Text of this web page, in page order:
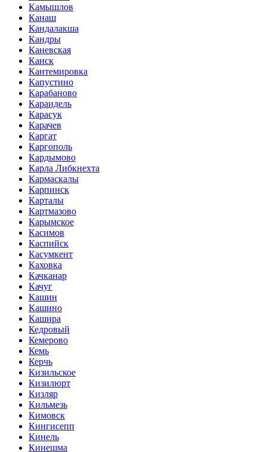
Камышлов
Канаш
Кандалакша
Кандры
Каневская
Канск
Кантемировка
Капустино
Карабаново
Караидель
Карасук
Карачев
Каргат
Каргополь
Кардымово
Карла Либкнехта
Кармаскалы
Карпинск
Карталы
Картмазово
Карымское
Касимов
Каспийск
Касумкент
Каховка
Качканар
Качуг
Кашин
Кашино
Кашира
Кедровый
Кемерово
Кемь
Керчь
Кизильское
Кизилюрт
Кизляр
Кильмезь
Кимовск
Кингисепп
Кинель
Кинешма